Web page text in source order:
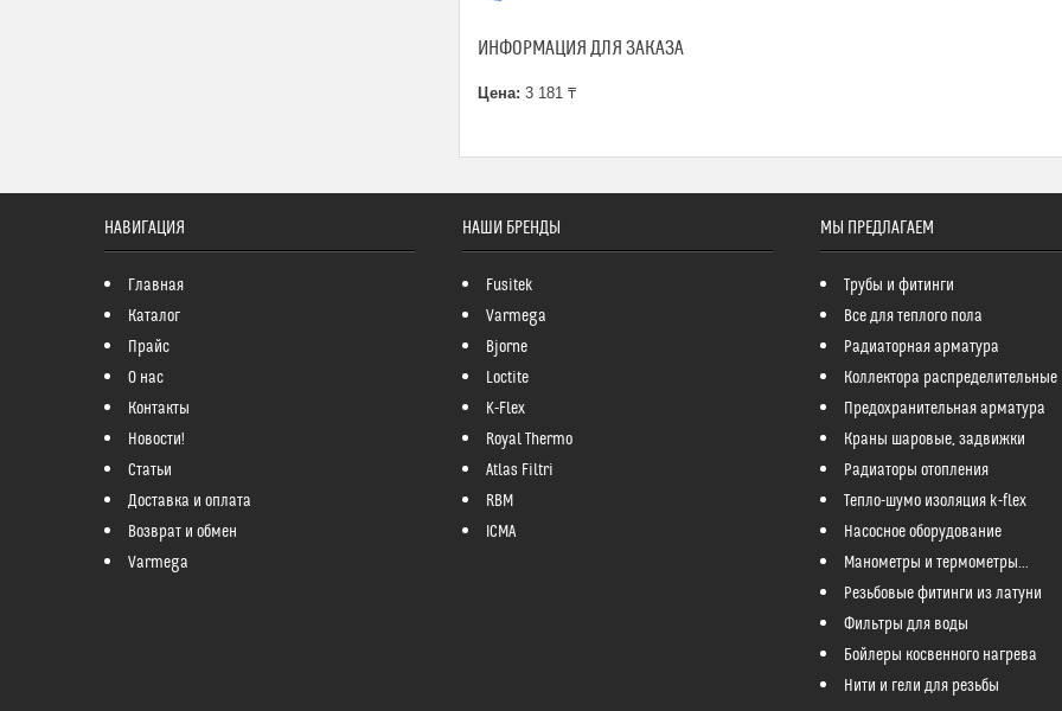
ИНФОРМАЦИЯ ДЛЯ ЗАКАЗА
Цена: 3 181 ₸
НАВИГАЦИЯ
Главная
Каталог
Прайс
О нас
Контакты
Новости!
Статьи
Доставка и оплата
Возврат и обмен
Varmega
НАШИ БРЕНДЫ
Fusitek
Varmega
Bjorne
Loctite
K-Flex
Royal Thermo
Atlas Filtri
RBM
ICMA
МЫ ПРЕДЛАГАЕМ
Трубы и фитинги
Все для теплого пола
Радиаторная арматура
Коллектора распределительные
Предохранительная арматура
Краны шаровые, задвижки
Радиаторы отопления
Тепло-шумо изоляция k-flex
Насосное оборудование
Манометры и термометры...
Резьбовые фитинги из латуни
Фильтры для воды
Бойлеры косвенного нагрева
Нити и гели для резьбы